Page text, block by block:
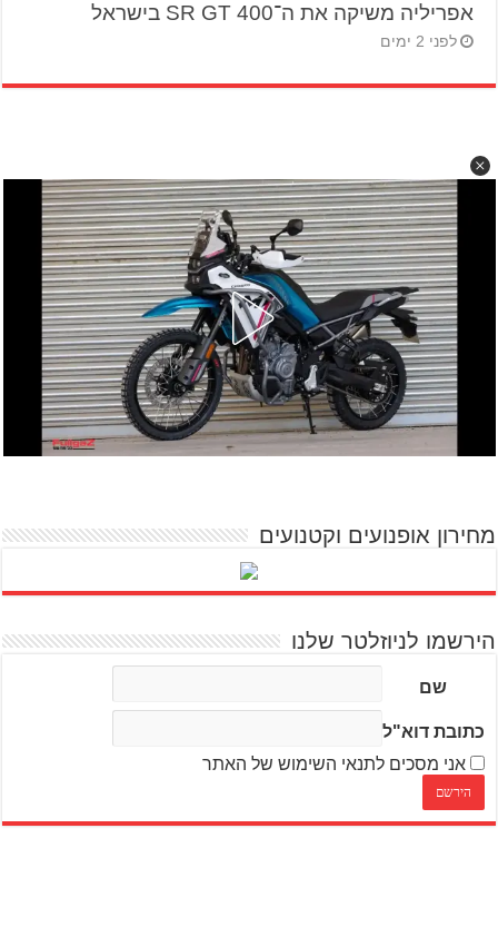
אפריליה משיקה את ה־SR GT 400 בישראל
לפני 2 ימים
מחירון אופנועים וקטנועים
הירשמו לניוזלטר שלנו
שם
כתובת דוא"ל
אני מסכים לתנאי השימוש של האתר